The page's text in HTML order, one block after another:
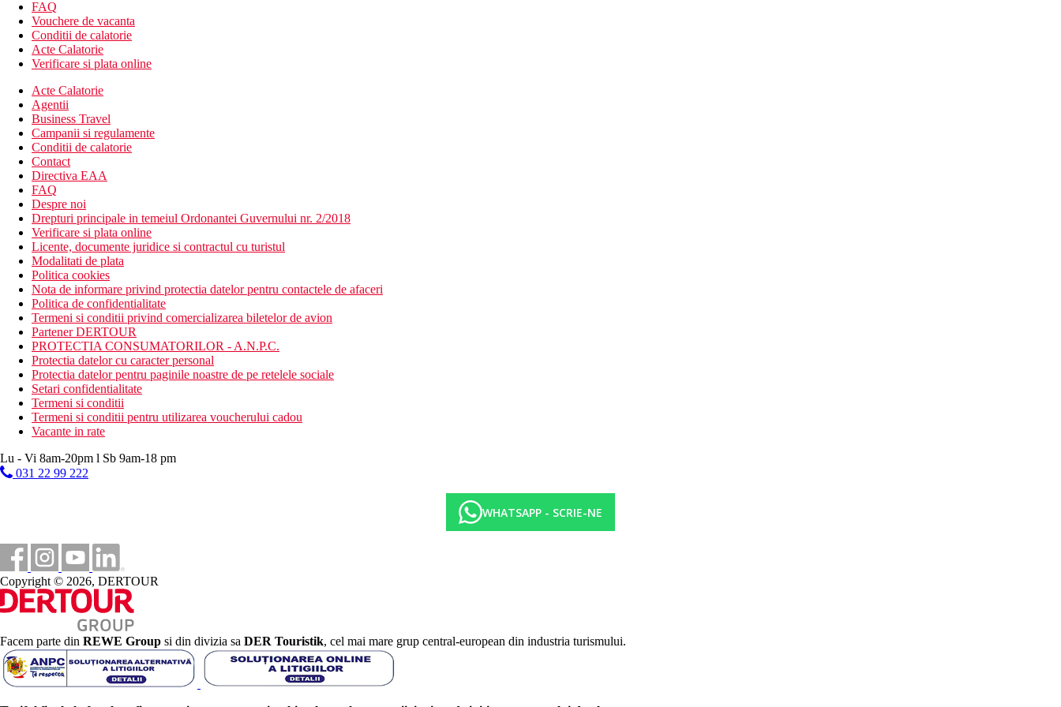
Acces la Wi-Fi
Restaurant tip bufet tematic
Piscina in aer liber
Piscina pentru copii in aer liber
Sala de fitness
activitati sportive
Zona Jocuri Video
Zona TV Lounge
Divertisment de zi si de seara
Servicii de spalatorie si curatatorie
Sezlonguri gratuite pentru piscina
schimb valutar
Parcare gratuita
servicii medicale la cerere
Telefon si fax
Descrierea plajei
plaja nisipoasa cu intrare lina in mare
Activitati sportive
sala de fitness
spa
tenis de camp
tenis de masa
camera cu jocuri video
Dieta
All Inclusive:
include mic dejun, pranz, cina si gustari intre ele
bauturi alcoolice si nealcoolice locale nelimitate
inghetata si cafea/ceai intre orele 10:00 si 00:00
Site web: https://www.tsokkos.com/hotel/Tsokkos-Protaras-Hotel/
Plaja
Hotel langa plaja
Piscine
Piscina pentru copii
FAQ
Vouchere de vacanta
Conditii de calatorie
Acte Calatorie
Verificare si plata online
Acte Calatorie
Agentii
Business Travel
Campanii si regulamente
Conditii de calatorie
Contact
Directiva EAA
FAQ
Despre noi
Drepturi principale in temeiul Ordonantei Guvernului nr. 2/2018
Verificare si plata online
Licente, documente juridice si contractul cu turistul
Modalitati de plata
Politica cookies
Nota de informare privind protectia datelor pentru contactele de afaceri
Politica de confidentialitate
Termeni si conditii privind comercializarea biletelor de avion
Partener DERTOUR
PROTECTIA CONSUMATORILOR - A.N.P.C.
Protectia datelor cu caracter personal
Protectia datelor pentru paginile noastre de pe retelele sociale
Setari confidentialitate
Termeni si conditii
Termeni si conditii pentru utilizarea voucherului cadou
Vacante in rate
Lu - Vi 8am-20pm l Sb 9am-18 pm
031 22 99 222
WHATSAPP - SCRIE-NE
Copyright © 2026, DERTOUR
Facem parte din REWE Group si din divizia sa DER Touristik, cel mai mare grup central-european din industria turismului.